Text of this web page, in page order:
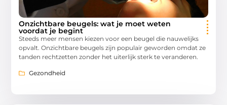
Onzichtbare beugels: wat je moet weten
voordat je begint
Steeds meer mensen kiezen voor een beugel die nauwelijks
opvalt. Onzichtbare beugels zijn populair geworden omdat ze
tanden rechtzetten zonder het uiterlijk sterk te veranderen.
Gezondheid